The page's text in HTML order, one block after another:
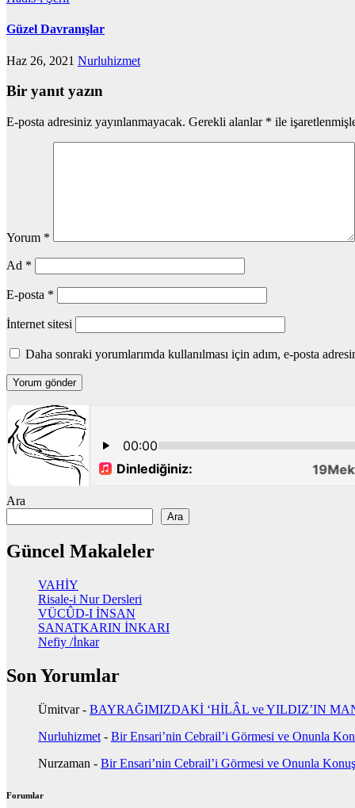
Güzel Davranışlar
Haz 26, 2021 Nurluhizmet
Bir yanıt yazın
E-posta adresiniz yayınlanmayacak. Gerekli alanlar * ile
Yorum *
Ad *
E-posta *
İnternet sitesi
Daha sonraki yorumlarımda kullanılması için adım, e-posta
Ara
Ara
Güncel Makaleler
VAHİY
Risale-i Nur Dersleri
VÜCÛD-I İNSAN
SANATKARIN İNKARI
Nefiy /İnkar
Son Yorumlar
Ümitvar- BAYRAĞIMIZDAKİ ‘HİLÂL ve YILDIZ’IN
Nurluhizmet - Bir Ensari’nin Cebrail’i Görmesi ve Onunla
Nurzaman - Bir Ensari’nin Cebrail’i Görmesi ve Onunla
Forumlar